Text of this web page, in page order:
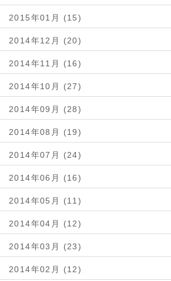
2015年01月 (15)
2014年12月 (20)
2014年11月 (16)
2014年10月 (27)
2014年09月 (28)
2014年08月 (19)
2014年07月 (24)
2014年06月 (16)
2014年05月 (11)
2014年04月 (12)
2014年03月 (23)
2014年02月 (12)